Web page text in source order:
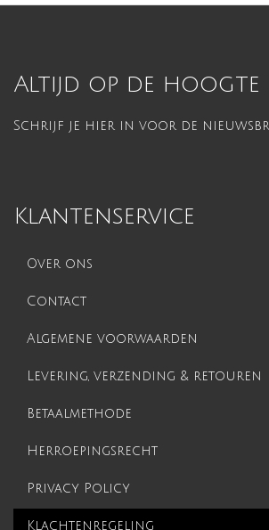
Altijd op de hoogte
Schrijf je hier in voor de
Klantenservice
Over ons
Contact
Algemene voorwaarden
Levering, verzending & retouren
Betaalmethode
Herroepingsrecht
Privacy Policy
Klachtenregeling